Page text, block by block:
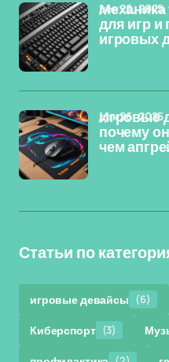
для игр
игровых
дек 26, 2025
Игровые
почему
чем
дек 26, 2025
Статьи по
игровые девайсы (6)
Киберспорт (3)